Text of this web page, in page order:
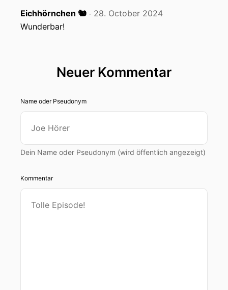
Eichhörnchen 🐿️ ‧ 28. October 2024
Wunderbar!
Neuer Kommentar
Name oder Pseudonym
Dein Name oder Pseudonym (wird öffentlich angezeigt)
Kommentar